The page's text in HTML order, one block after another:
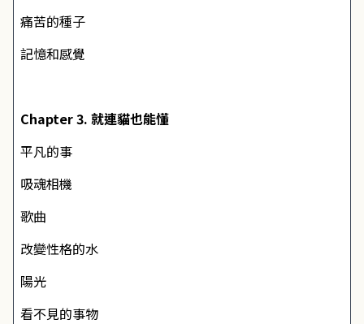
痛苦的種子
記憶和感覺
Chapter 3. 就連貓也能懂
平凡的事
吸魂相機
歌曲
改變性格的水
陽光
看不見的事物